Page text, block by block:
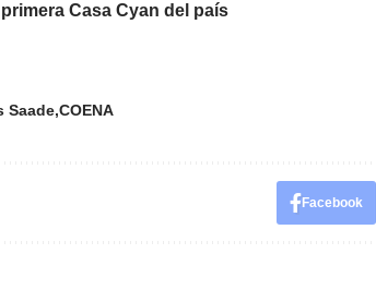
Casa Cyan del país
Saade COENA
Facebook